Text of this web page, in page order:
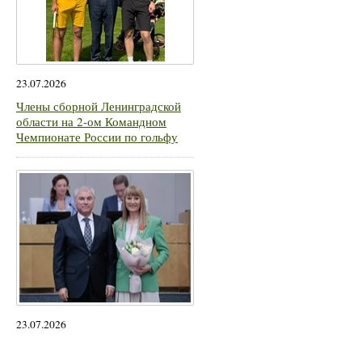
23.07.2026
Члены сборной Ленинградской
области на 2-ом Командном
Чемпионате России по гольфу
23.07.2026